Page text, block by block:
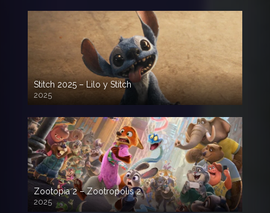
Stitch 2025 – Lilo y Stitch
2025
720p HD
Zootopia 2 – Zootropolis 2
2025
720p HD